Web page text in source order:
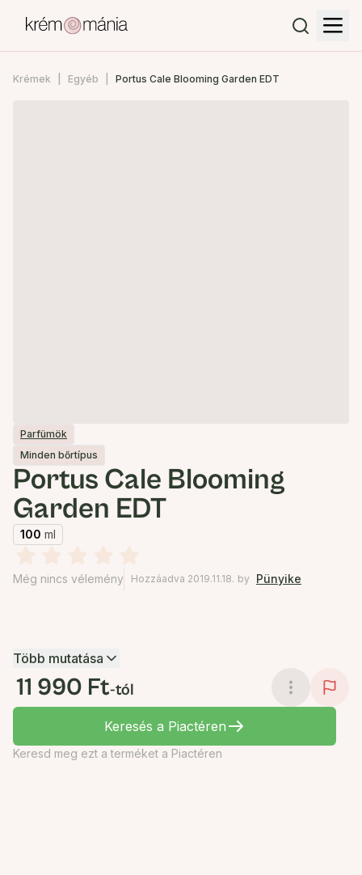
Krémek Egyéb Portus Cale Blooming Garden EDT
Parfümök
Minden bőrtípus
Portus Cale Blooming
Garden EDT
100 ml
Még nincs vélemény Hozzáadva 2019.11.18. by Pünyike
Több mutatása
11 990 Ft-tól
Keresés a Piactéren
Keresd meg ezt a terméket a Piactéren